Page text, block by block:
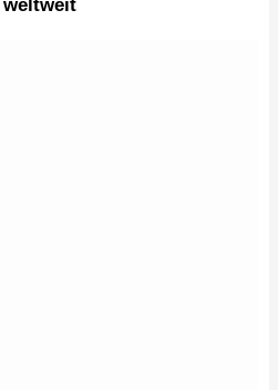
weltweit